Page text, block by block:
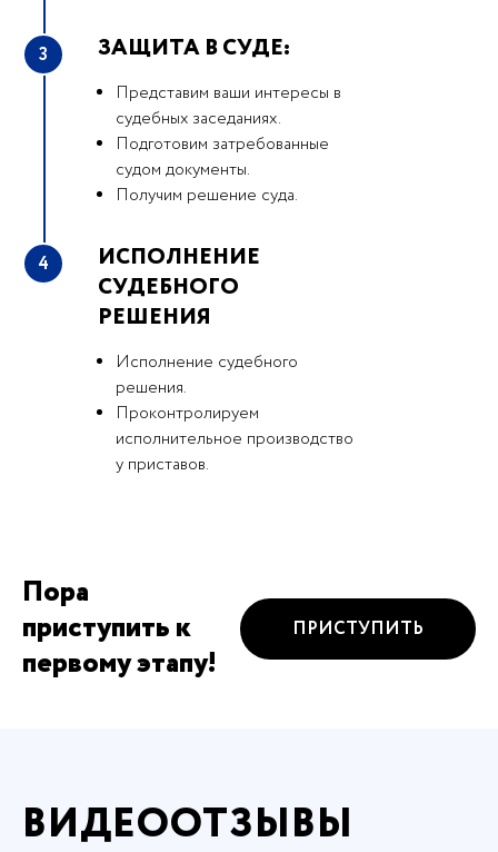
3 ЗАЩИТА В СУДЕ:
Представим ваши интересы в
судебных заседаниях.
Подготовим затребованные
судом документы.
Получим решение суда.
4
ИСПОЛНЕНИЕ
СУДЕБНОГО
РЕШЕНИЯ
Исполнение судебного
решения.
Проконтролируем
исполнительное производство
у приставов.
Пора
приступить к
первому этапу!
ПРИСТУПИТЬ
ВИДЕООТЗЫВЫ